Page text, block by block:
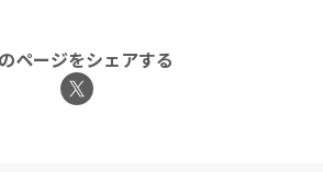
ページをシェアする